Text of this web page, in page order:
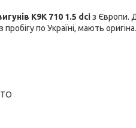
K9K 710 1.5 dciз Європи.
по Україні, мають